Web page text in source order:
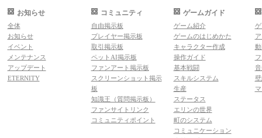
お知らせ
全体
お知らせ
イベント
メンテナンス
アップデート
ETERNITY
コミュニティ
自由掲示板
プレイヤー掲示板
取引掲示板
ペットAI掲示板
ファンアート掲示板
スクリーンショット掲示
板
知識王（質問掲示板）
ファンサイトリンク
コミュニティポイント
ゲームガイド
ゲーム紹介
ゲームのはじめかた
キャラクター作成
操作ガイド
基本戦闘
スキルシステム
生産
ステータス
エリンの世界
町のシステム
コミュニケーション